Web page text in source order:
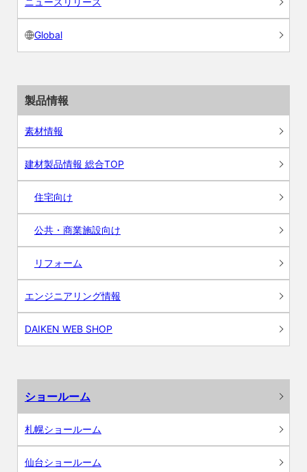
Global
製品情報
素材情報
建材製品情報 総合TOP
住宅向け
公共・商業施設向け
リフォーム
エンジニアリング情報
DAIKEN WEB SHOP
ショールーム
札幌ショールーム
仙台ショールーム